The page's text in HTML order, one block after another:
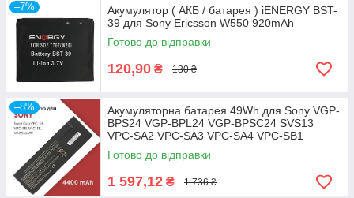
–7%
Акумулятор ( АКБ / батарея ) iENERGY BST-
39 для Sony Ericsson W550 920mAh
Готово до відправки
120,90 ₴ 130 ₴
–8%
Акумуляторна батарея 49Wh для Sony VGP-
BPS24 VGP-BPL24 VGP-BPSC24 SVS13
VPC-SA2 VPC-SA3 VPC-SA4 VPC-SB1
Готово до відправки
1 597,12 ₴ 1 736 ₴